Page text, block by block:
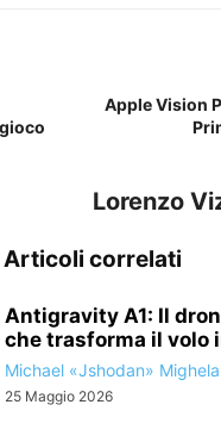
Apple Vision
Lorenzo
Articoli correlati
Antigravity A1: Il
che trasforma il volo
Michael «Jshodan» Mighela
25 Maggio 2026